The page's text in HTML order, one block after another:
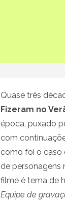
Quase três
Fizeram no
época, puxado
com
como foi o caso
de personagens
filme é tema de
Equipe de